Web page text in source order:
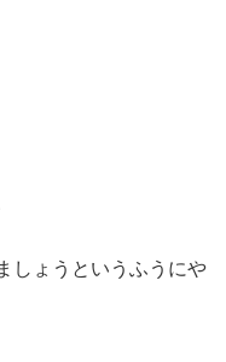
しょうというふうにや